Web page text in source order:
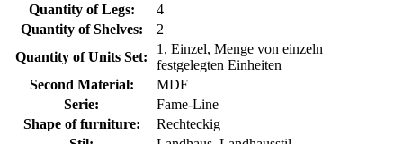
Quantity of Legs:
4
Quantity of Shelves:
2
Quantity of Units Set:
1, Einzel, Menge von einzeln
festgelegten Einheiten
Second Material:
MDF
Serie:
Fame-Line
Shape of furniture:
Rechteckig